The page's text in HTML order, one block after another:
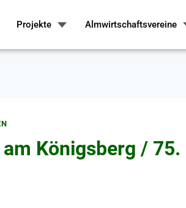
Projekte Almwirtschaftsvereine
Königsberg / 75.